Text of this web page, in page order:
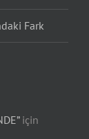
Fark
için